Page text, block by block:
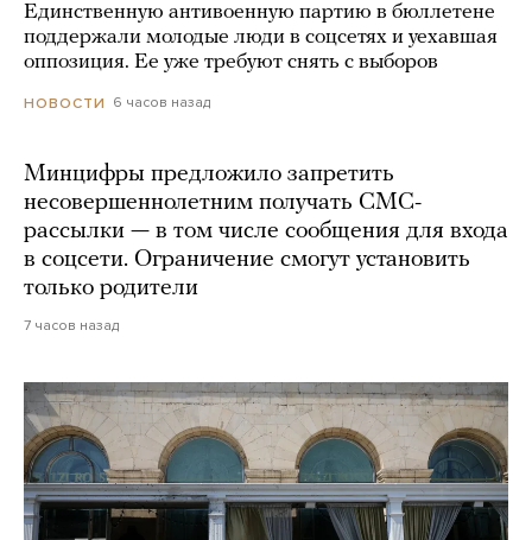
Единственную антивоенную партию в бюллетене
поддержали молодые люди в соцсетях и уехавшая
оппозиция. Ее уже требуют снять с выборов
НОВОСТИ 6 часов назад
Минцифры предложило запретить
несовершеннолетним получать СМС-
рассылки — в том числе сообщения для входа
в соцсети. Ограничение смогут установить
только родители
7 часов назад